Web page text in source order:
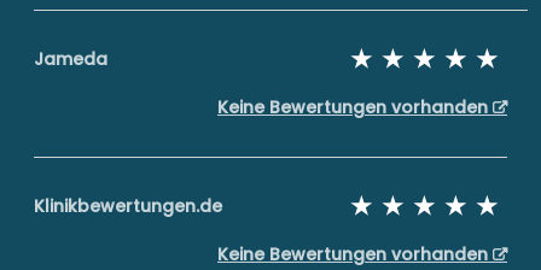
Jameda
Keine Bewertungen vorhanden
Klinikbewertungen.de
Keine Bewertungen vorhanden